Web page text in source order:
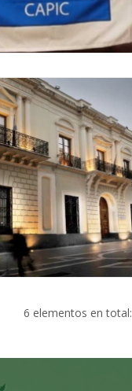
6 elementos en total: